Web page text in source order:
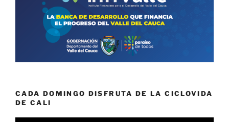
CADA DOMINGO DISFRUTA DE LA CICLOVIDA
DE CALI